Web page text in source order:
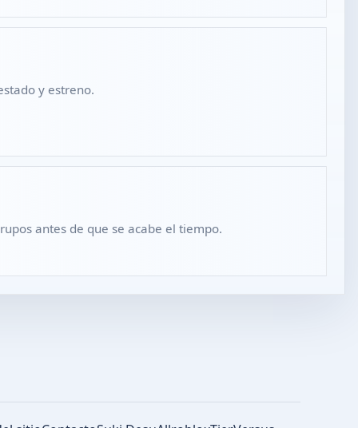
y estreno.
antes de que se acabe el tiempo.